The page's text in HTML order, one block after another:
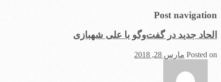
Post navigation
الحاد جدید در گفت‌وگو با علی شهبازی
Posted on مارس 28, 2018